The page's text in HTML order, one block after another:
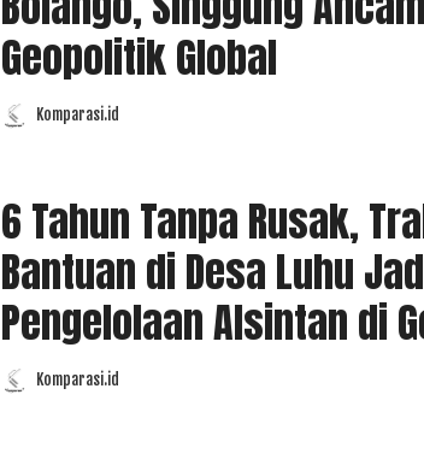
Geopolitik Global
PostedKomparasi.id
6 Tahun Tanpa Rusak,
Bantuan di Desa Luhu
Pengelolaan Alsintan di
PostedKomparasi.id